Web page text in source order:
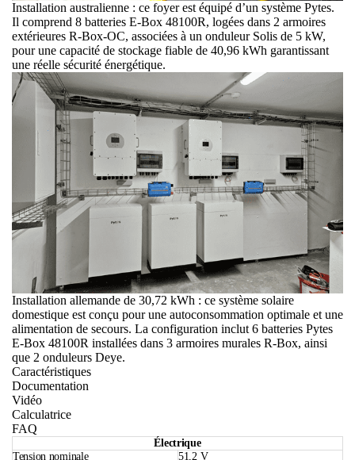
Installation australienne : ce foyer est équipé d’un système Pytes.
Il comprend 8 batteries E-Box 48100R, logées dans 2 armoires
extérieures R-Box-OC, associées à un onduleur Solis de 5 kW,
pour une capacité de stockage fiable de 40,96 kWh garantissant
une réelle sécurité énergétique.
Installation allemande de 30,72 kWh : ce système solaire
domestique est conçu pour une autoconsommation optimale et une
alimentation de secours. La configuration inclut 6 batteries Pytes
E-Box 48100R installées dans 3 armoires murales R-Box, ainsi
que 2 onduleurs Deye.
Caractéristiques
Documentation
Vidéo
Calculatrice
FAQ
Électrique
Tension nominale
51,2 V